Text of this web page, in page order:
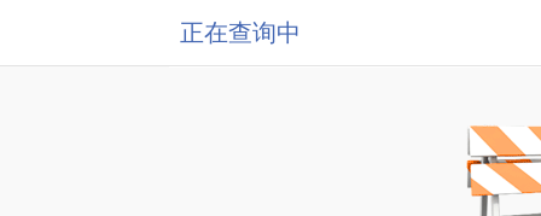
正在查询中